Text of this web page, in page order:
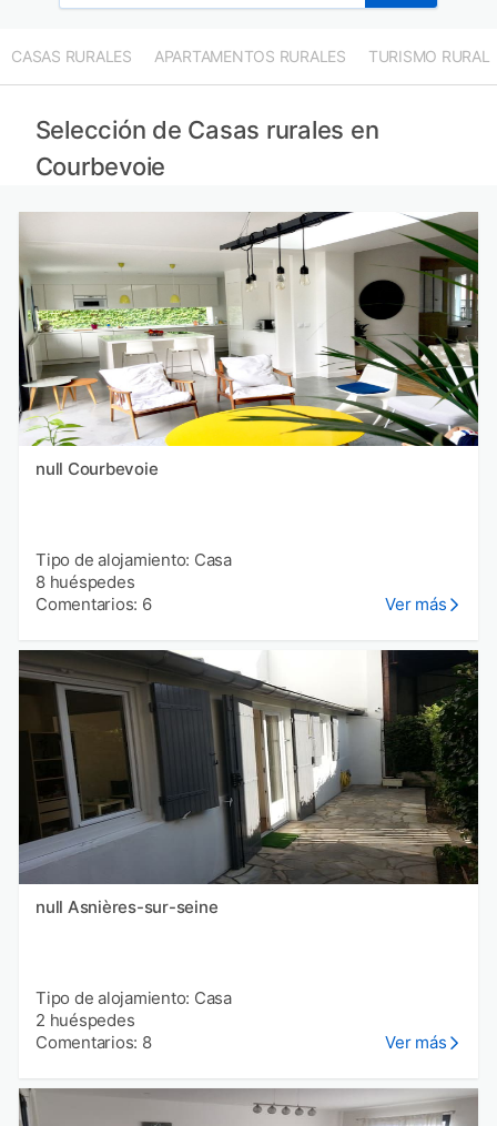
CASAS RURALES APARTAMENTOS RURALES TURISMO RURAL
Selección de Casas rurales en
Courbevoie
null Courbevoie
Tipo de alojamiento: Casa
8 huéspedes
Comentarios: 6
Ver más
null Asnières-sur-seine
Tipo de alojamiento: Casa
2 huéspedes
Comentarios: 8
Ver más